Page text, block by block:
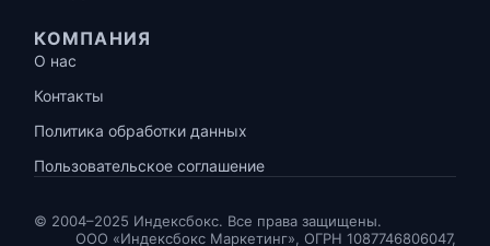
КОМПАНИЯ
О нас
Контакты
Политика обработки данных
Пользовательское соглашение
© 2004–2025 Индексбокс. Все права защищены.
ООО «Индексбокс Маркетинг», ОГРН 1087746806047,